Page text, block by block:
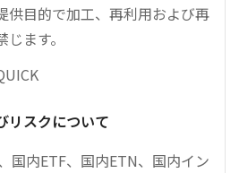
供目的で加工、再利用および再
ます。
リスクについて
国内ETF、国内ETN、国内イン